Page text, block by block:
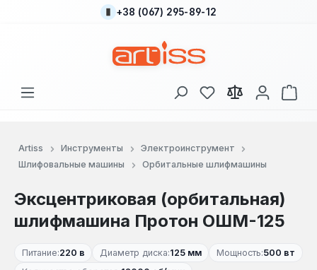
Перейти к основному содержанию
+38 (067) 295-89-12
У вас есть товары
В
Artiss Инструменты
Электроинструмент
Шлифовальные машины
Орбитальные шлифмашины
Эксцентриковая (орбитальная)
шлифмашина Протон ОШМ-125
Питание:220 в Диаметр диска:125 мм Мощность:500 вт